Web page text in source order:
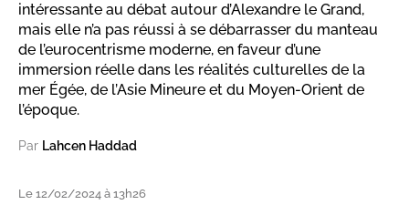
intéressante au débat autour d’Alexandre le Grand,
mais elle n’a pas réussi à se débarrasser du manteau
de l’eurocentrisme moderne, en faveur d’une
immersion réelle dans les réalités culturelles de la
mer Égée, de l’Asie Mineure et du Moyen-Orient de
l’époque.
Par Lahcen Haddad
Le 12/02/2024 à 13h26